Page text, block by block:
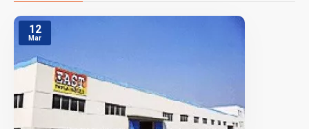
12
Mar